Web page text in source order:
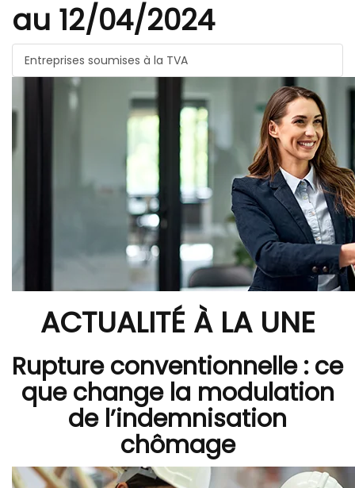
au 12/04/2024
Entreprises soumises à la TVA
ACTUALITÉ À LA UNE
Rupture conventionnelle : ce
que change la modulation
de l’indemnisation
chômage